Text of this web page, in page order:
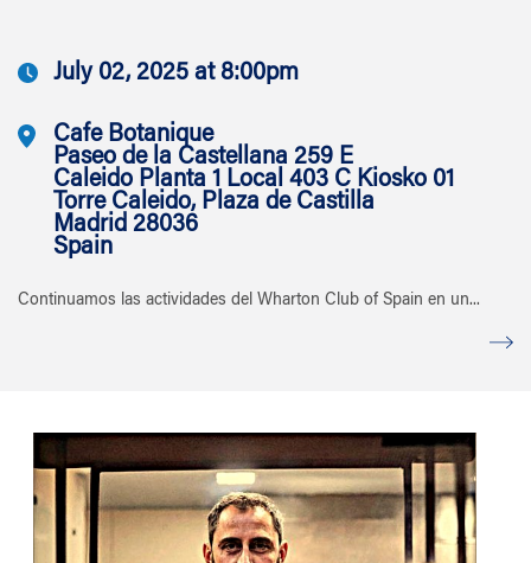
July 02, 2025 at 8:00pm
Cafe Botanique
Paseo de la Castellana 259 E
Caleido Planta 1 Local 403 C Kiosko 01
Torre Caleido, Plaza de Castilla
Madrid 28036
Spain
Continuamos las actividades del Wharton Club of Spain en un...